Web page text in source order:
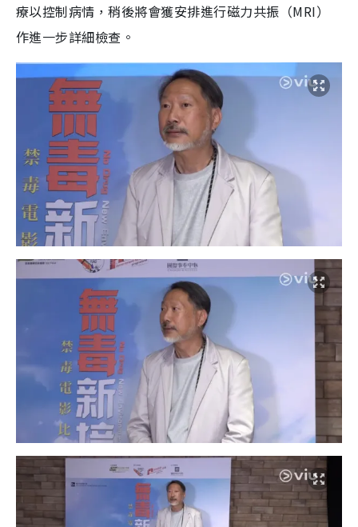
療以控制病情，稍後將會獲安排進行磁力共振（MRI）
作進一步詳細檢查。